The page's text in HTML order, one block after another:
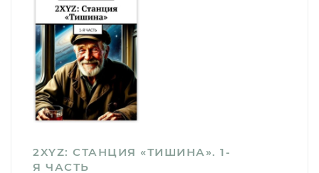
2XYZ: СТАНЦИЯ «ТИШИНА». 1-
Я ЧАСТЬ